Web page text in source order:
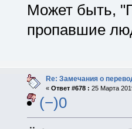
Может быть,
пропавшие
Re: Замечания о
« Ответ #678 : 25 Марта
(−)0